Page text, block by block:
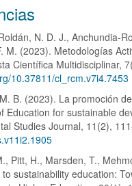
N. D. J., Anchundia-
M. (2023). Metodologías
Científica Multidisciplinar,
10.37811/cl_rcm.v7i4.7453
B. (2023). La promoción
Education for sustainable
Studies Journal, 11(2),
Pitt, H., Marsden, T.,
sustainability education: